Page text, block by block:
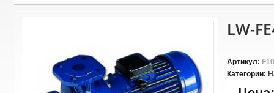
LW-
Артикул:
Категории: